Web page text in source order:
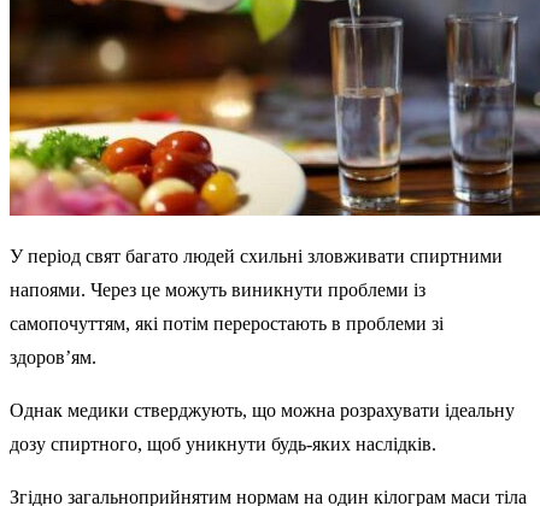
У період свят багато людей схильні зловживати спиртними
напоями. Через це можуть виникнути проблеми із
самопочуттям, які потім переростають в проблеми зі
здоров’ям.
Однак медики стверджують, що можна розрахувати ідеальну
дозу спиртного, щоб уникнути будь-яких наслідків.
Згідно загальноприйнятим нормам на один кілограм маси тіла